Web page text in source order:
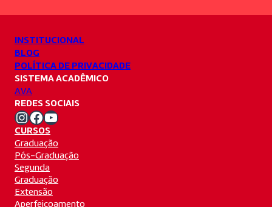
INSTITUCIONAL
BLOG
POLÍTICA DE PRIVACIDADE
SISTEMA ACADÊMICO
AVA
REDES SOCIAIS
Instagram Unifacvest Facebook Unifacvest Youtube Unifacvest
CURSOS
Graduação
Pós-Graduação
Segunda
Graduação
Extensão
Aperfeiçoamento